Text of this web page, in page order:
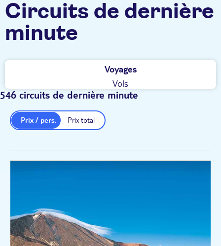
Circuits de dernière
minute
Voyages
Vols
546 circuits de dernière minute
Prix total
Prix / pers.